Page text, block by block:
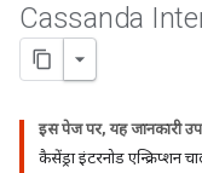
Cassanda
इस पेज पर, यह जानकारी
कैसेंड्रा इंटरनोड एन्क्रिप्शन